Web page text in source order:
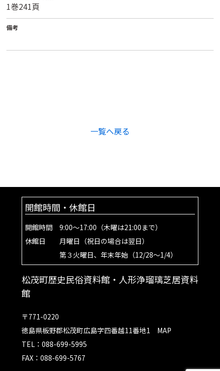
1巻241頁
備考
一覧へ戻る
開館時間・休館日
開館時間 9:00～17:00（木曜は21:00まで）
休館日 月曜日（祝日の場合は翌日）
第３火曜日、年末年始（12/28～1/4）
松茂町歴史民俗資料館・人形浄瑠璃芝居資料
館
〒771-0220
徳島県板野郡松茂町広島字四番越11番地1 MAP
TEL：088-699-5995
FAX：088-699-5767